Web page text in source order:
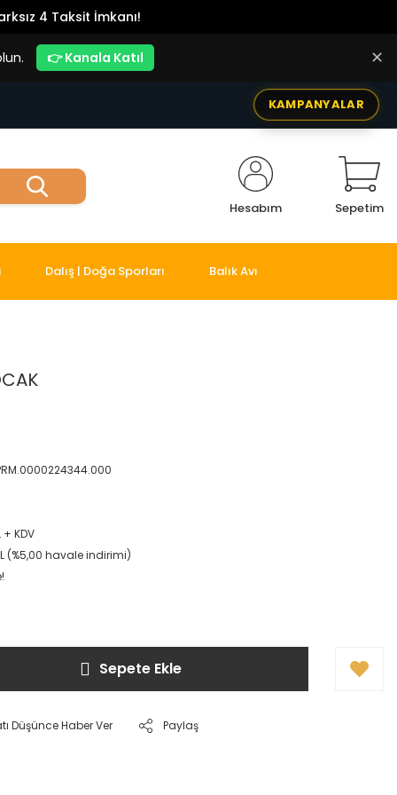
4 Taksit İmkanı!
👉 Kanala Katıl ✕
KAMPANYALAR
Hesabım Sepetim
Dalış | Doğa Sporları Balık Avı
+ KDV
(%5,00 havale indirimi)
Sepete Ekle
Düşünce Haber Ver Paylaş